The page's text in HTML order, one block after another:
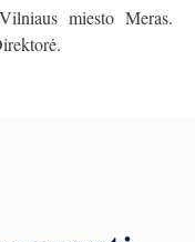
miesto Meras.